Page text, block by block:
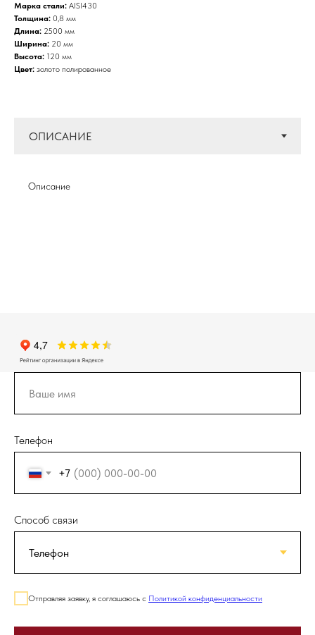
Марка стали: AISI430
Толщина: 0,8 мм
Длина: 2500 мм
Ширина: 20 мм
Высота: 120 мм
Цвет: золото полированное
Описание
Телефон
+7
Способ связи
Отправляя заявку, я соглашаюсь с Политикой конфиденциальности